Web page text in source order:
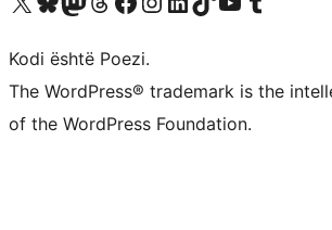
Kodi është Poezi.
The WordPress® trademark is the
of the WordPress Foundation.